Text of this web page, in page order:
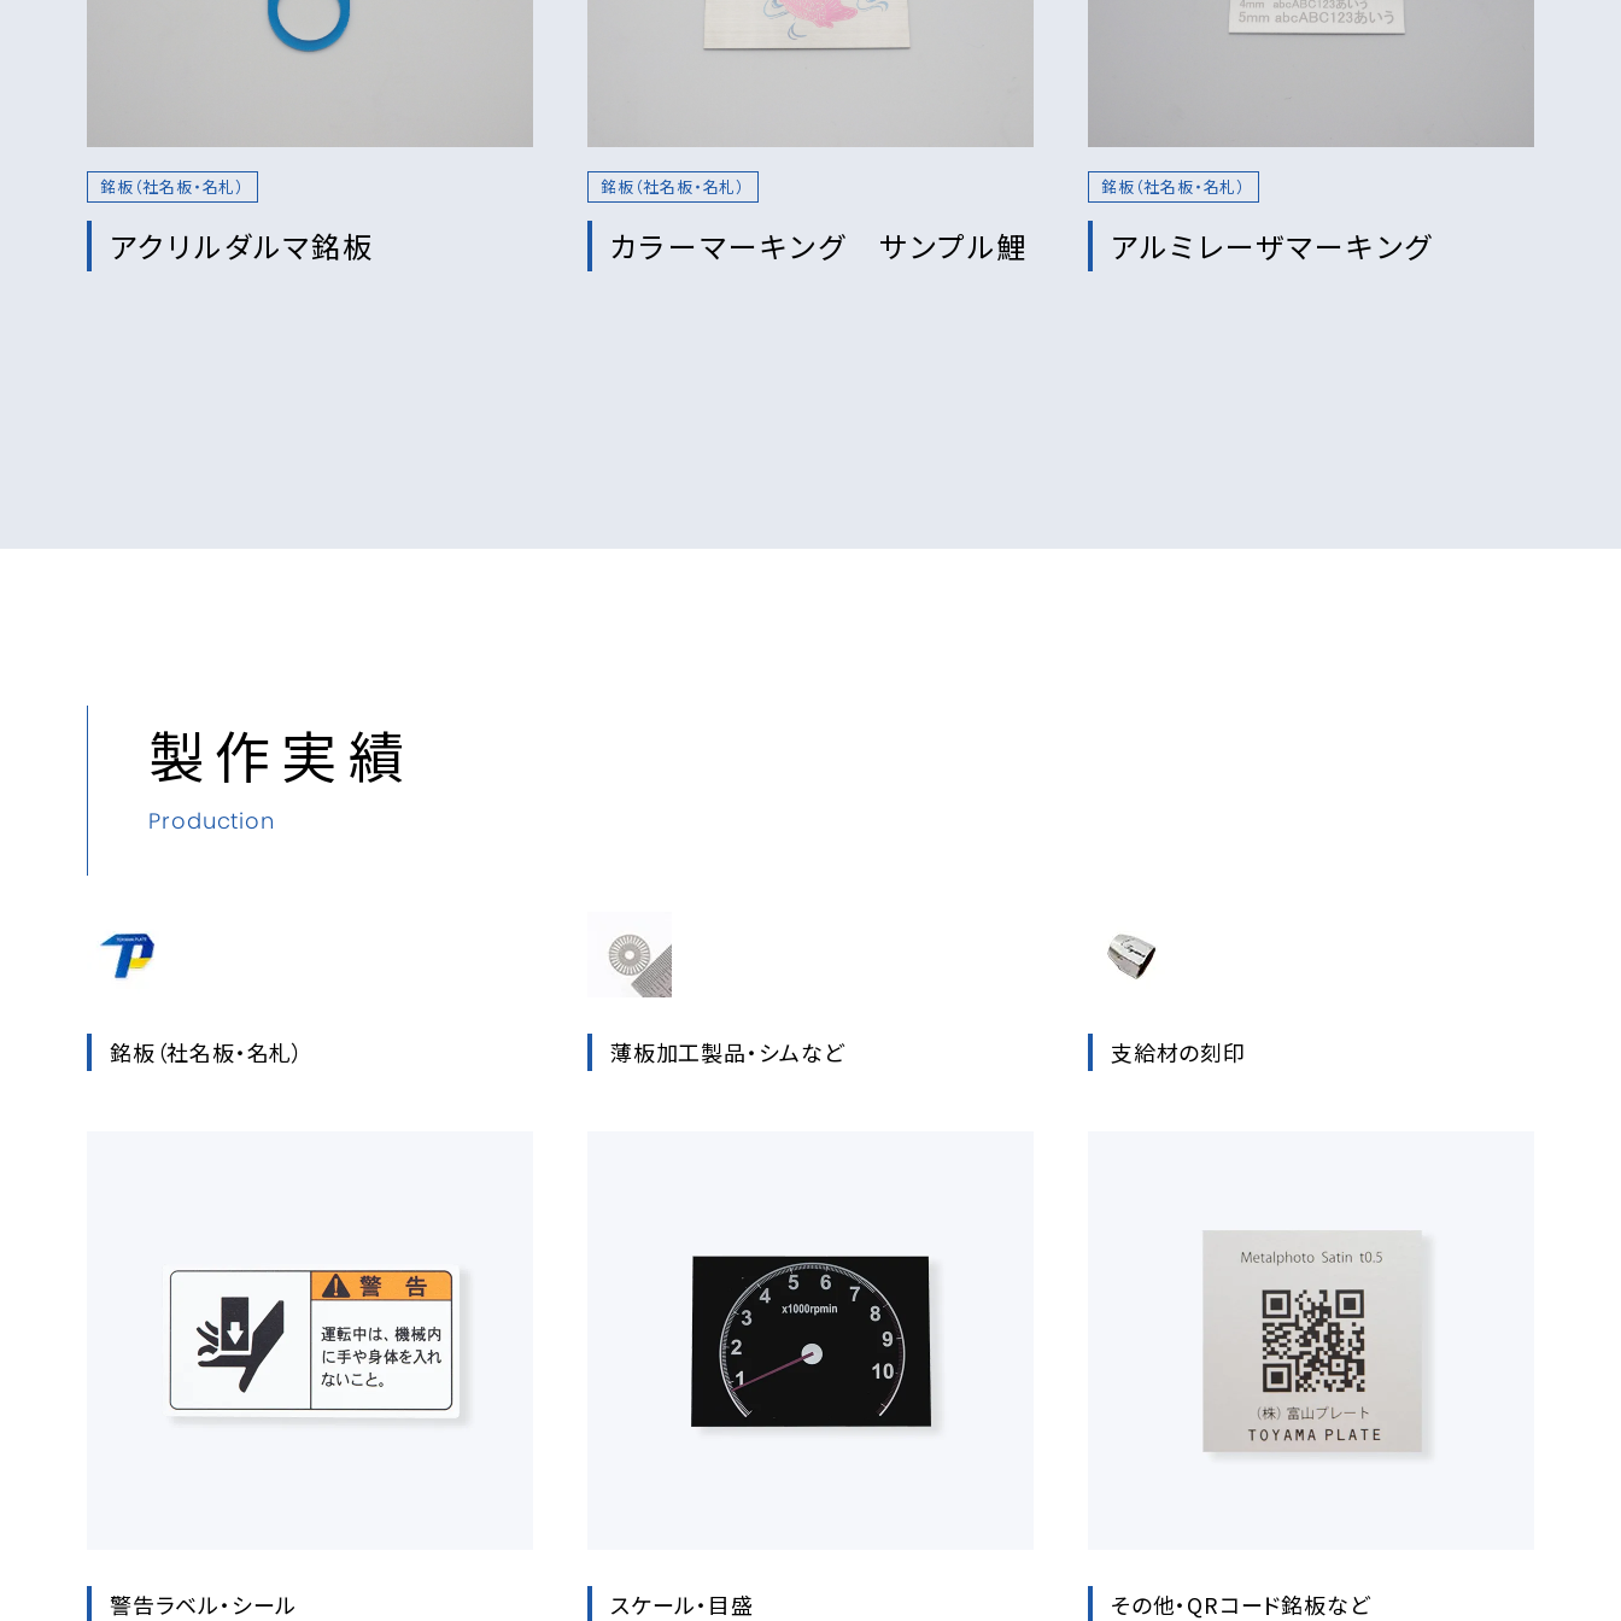
銘板（社名板・名札）
アクリルダルマ銘板
銘板（社名板・名札）
カラーマーキング サンプル鯉
銘板（社名板・名札）
アルミレーザマーキング
製作実績
Production
銘板（社名板・名札） 薄板加工製品・シムなど 支給材の刻印
警告ラベル・シール スケール・目盛 その他・QRコード銘板など